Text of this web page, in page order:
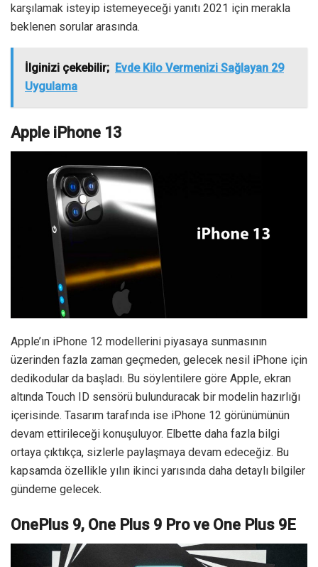
karşılamak isteyip istemeyeceği yanıtı 2021 için merakla
beklenen sorular arasında.
İlginizi çekebilir; Evde Kilo Vermenizi Sağlayan 29
Uygulama
Apple iPhone 13
Apple’ın iPhone 12 modellerini piyasaya sunmasının
üzerinden fazla zaman geçmeden, gelecek nesil iPhone için
dedikodular da başladı. Bu söylentilere göre Apple, ekran
altında Touch ID sensörü bulunduracak bir modelin hazırlığı
içerisinde. Tasarım tarafında ise iPhone 12 görünümünün
devam ettirileceği konuşuluyor. Elbette daha fazla bilgi
ortaya çıktıkça, sizlerle paylaşmaya devam edeceğiz. Bu
kapsamda özellikle yılın ikinci yarısında daha detaylı bilgiler
gündeme gelecek.
OnePlus 9, One Plus 9 Pro ve One Plus 9E